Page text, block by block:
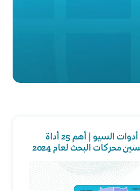
أدوات السيو | أهم 25 أداة
محركات البحث لعام 2024